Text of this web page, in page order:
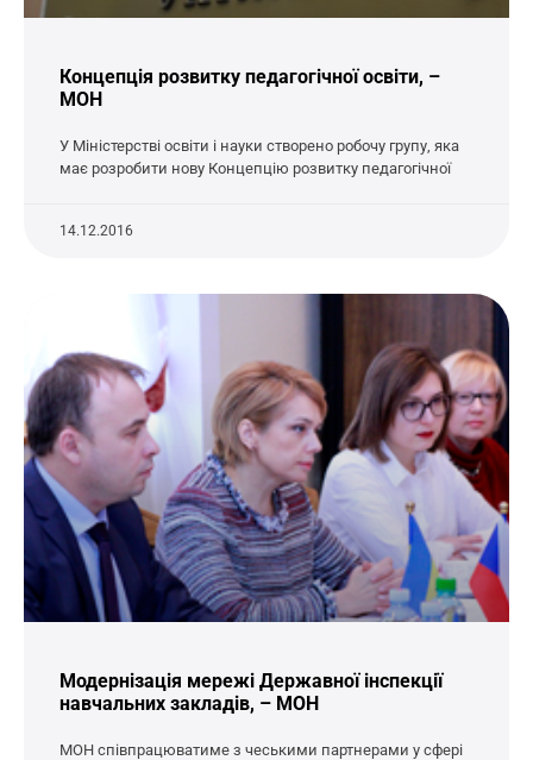
Концепція розвитку педагогічної освіти, –
МОН
У Міністерстві освіти і науки створено робочу групу, яка
має розробити нову Концепцію розвитку педагогічної
14.12.2016
Модернізація мережі Державної інспекції
навчальних закладів, – МОН
МОН співпрацюватиме з чеськими партнерами у сфері